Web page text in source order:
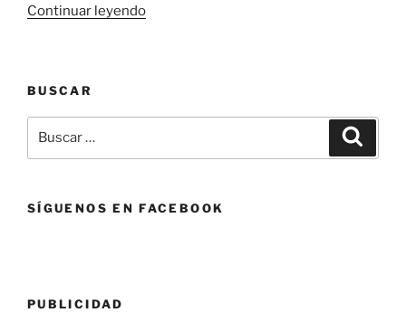
Continuar leyendo«Biografía
BUSCAR
por:
SÍGUENOS EN FACEBOOK
PUBLICIDAD